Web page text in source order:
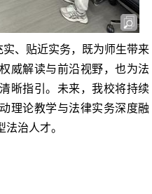
、贴近实务，既为师生带来
威解读与前沿视野，也为法
晰指引。未来，我校将持续
理论教学与法律实务深度融
治人才。